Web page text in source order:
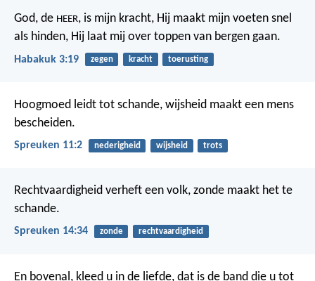
God, de HEER, is mijn kracht, Hij maakt mijn voeten snel
als hinden, Hij laat mij over toppen van bergen gaan.
Habakuk 3:19 zegen kracht toerusting
Hoogmoed leidt tot schande, wijsheid maakt een mens
bescheiden.
Spreuken 11:2 nederigheid wijsheid trots
Rechtvaardigheid verheft een volk, zonde maakt het te
schande.
Spreuken 14:34 zonde rechtvaardigheid
En bovenal, kleed u in de liefde, dat is de band die u tot